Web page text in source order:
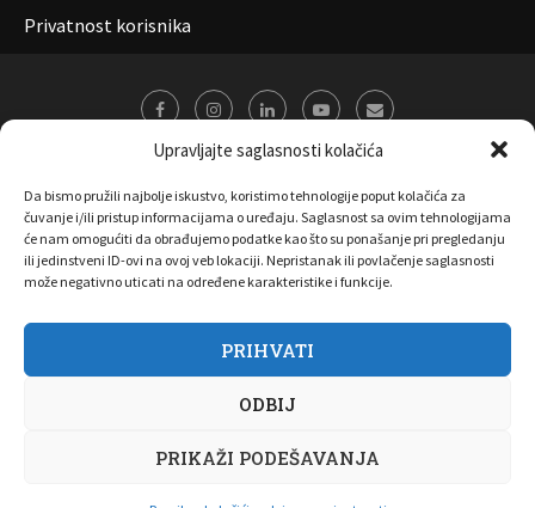
Upravljajte saglasnosti kolačića
Da bismo pružili najbolje iskustvo, koristimo tehnologije poput kolačića za
čuvanje i/ili pristup informacijama o uređaju. Saglasnost sa ovim tehnologijama
će nam omogućiti da obrađujemo podatke kao što su ponašanje pri pregledanju
ili jedinstveni ID-ovi na ovoj veb lokaciji. Nepristanak ili povlačenje saglasnosti
može negativno uticati na određene karakteristike i funkcije.
PRIHVATI
ODBIJ
PRIKAŽI PODEŠAVANJA
Privatnost korisnika
O nama Marketing Kontakt FAQ
Privatnost korisnika
Pravila korišćenja